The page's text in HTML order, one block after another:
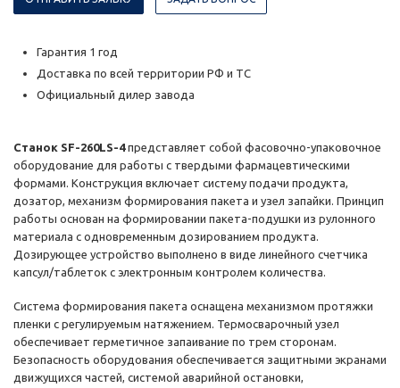
Гарантия 1 год
Доставка по всей территории РФ и ТС
Официальный дилер завода
Станок SF-260LS-4представляет собой фасовочно-упаковочное
оборудование для работы с твердыми фармацевтическими
формами. Конструкция включает систему подачи продукта,
дозатор, механизм формирования пакета и узел запайки. Принцип
работы основан на формировании пакета-подушки из рулонного
материала с одновременным дозированием продукта.
Дозирующее устройство выполнено в виде линейного счетчика
капсул/таблеток с электронным контролем количества.
Система формирования пакета оснащена механизмом протяжки
пленки с регулируемым натяжением. Термосварочный узел
обеспечивает герметичное запаивание по трем сторонам.
Безопасность оборудования обеспечивается защитными экранами
движущихся частей, системой аварийной остановки,